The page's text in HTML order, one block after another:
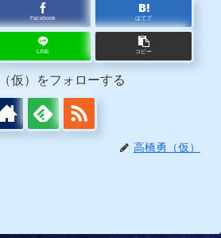
Facebook はてブ
LINE コピー
仮）をフォローする
高橋勇（仮）